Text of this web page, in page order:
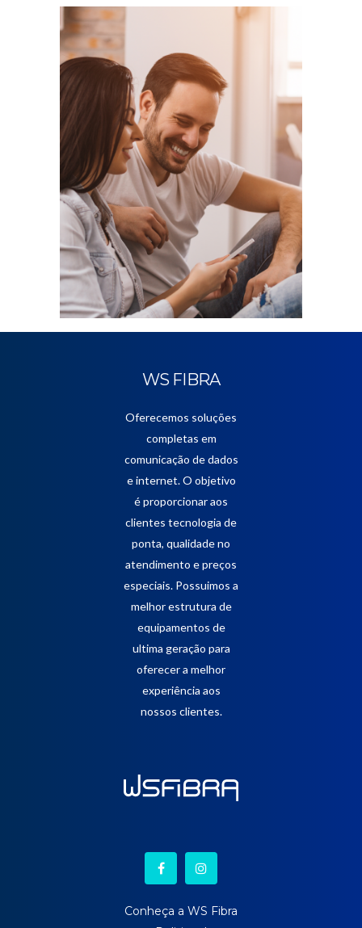
WS FIBRA
Oferecemos soluções
completas em
comunicação de dados
e internet. O objetivo
é proporcionar aos
clientes tecnologia de
ponta, qualidade no
atendimento e preços
especiais. Possuimos a
melhor estrutura de
equipamentos de
ultima geração para
oferecer a melhor
experiência aos
nossos clientes.
Conheça a WS Fibra